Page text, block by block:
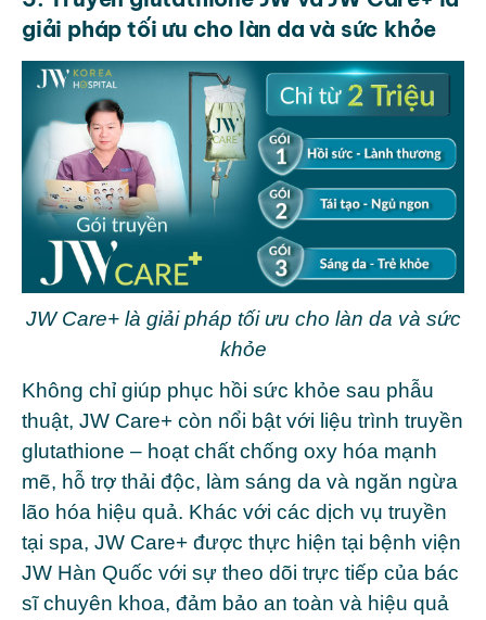
giải pháp tối ưu cho làn da và sức khỏe
JW Care+ là giải pháp tối ưu cho làn da và sức
khỏe
Không chỉ giúp phục hồi sức khỏe sau phẫu
thuật, JW Care+ còn nổi bật với liệu trình truyền
glutathione – hoạt chất chống oxy hóa mạnh
mẽ, hỗ trợ thải độc, làm sáng da và ngăn ngừa
lão hóa hiệu quả. Khác với các dịch vụ truyền
tại spa, JW Care+ được thực hiện tại bệnh viện
JW Hàn Quốc với sự theo dõi trực tiếp của bác
sĩ chuyên khoa, đảm bảo an toàn và hiệu quả